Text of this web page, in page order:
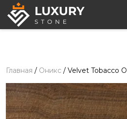
Главная / Оникс / Velvet Tobacco
Оникс- Velvet